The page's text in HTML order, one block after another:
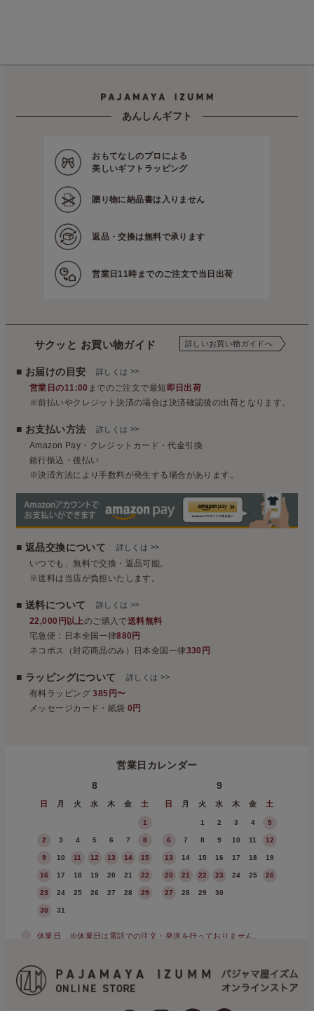
あんしんギフト
おもてなしのプロによる
美しいギフトラッピング
贈り物に納品書は入りません
返品・交換は無料で承ります
営業日11時までのご注文で当日出荷
サクッと お買い物ガイド 詳しいお買い物ガイドへ
■ お届けの目安 詳しくは >>
営業日の11:00 までのご注文で最短 即日出荷
※前払いやクレジット決済の場合は決済確認後の出荷となります。
■ お支払い方法 詳しくは >>
Amazon Pay・クレジットカード・代金引換
銀行振込・後払い
※決済方法により手数料が発生する場合があります。
■ 返品交換について 詳しくは >>
いつでも、無料で交換・返品可能。
※送料は当店が負担いたします。
■ 送料について 詳しくは >>
22,000円以上のご購入で送料無料
宅急便：日本全国一律880円
ネコポス（対応商品のみ）日本全国一律330円
■ ラッピングについて詳しくは>>
有料ラッピング385円〜
メッセージカード・紙袋0円
営業日カレンダー
8
日 月 火 水 木 金 土
1
2 3 4 5 6 7 8
9 10 11 12 13 14 15
16 17 18 19 20 21 22
23 24 25 26 27 28 29
30 31
9
日 月 火 水 木 金 土
1 2 3 4 5
6 7 8 9 10 11 12
13 14 15 16 17 18 19
20 21 22 23 24 25 26
27 28 29 30
休業日 ※休業日は電話での注文・発送を行っておりません。